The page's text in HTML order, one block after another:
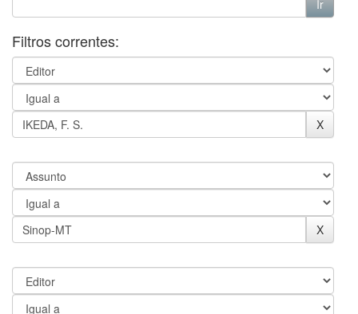
Filtros correntes: